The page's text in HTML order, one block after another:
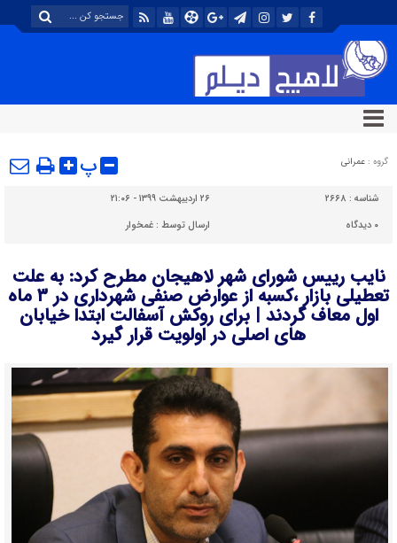
گروه : عمرانی پ
شناسه : ۲۶۶۸
۲۶ اردیبهشت ۱۳۹۹ - ۲۱:۰۶
۰ دیدگاه ارسال توسط :غمخوار
نایب رییس شورای شهر لاهیجان مطرح کرد: به علت
تعطیلی بازار ،کسبه از عوارض صنفی شهرداری در ۳ ماه
اول معاف گردند | برای روکش آسفالت ابتدا خیابان
های اصلی در اولویت قرار گیرد